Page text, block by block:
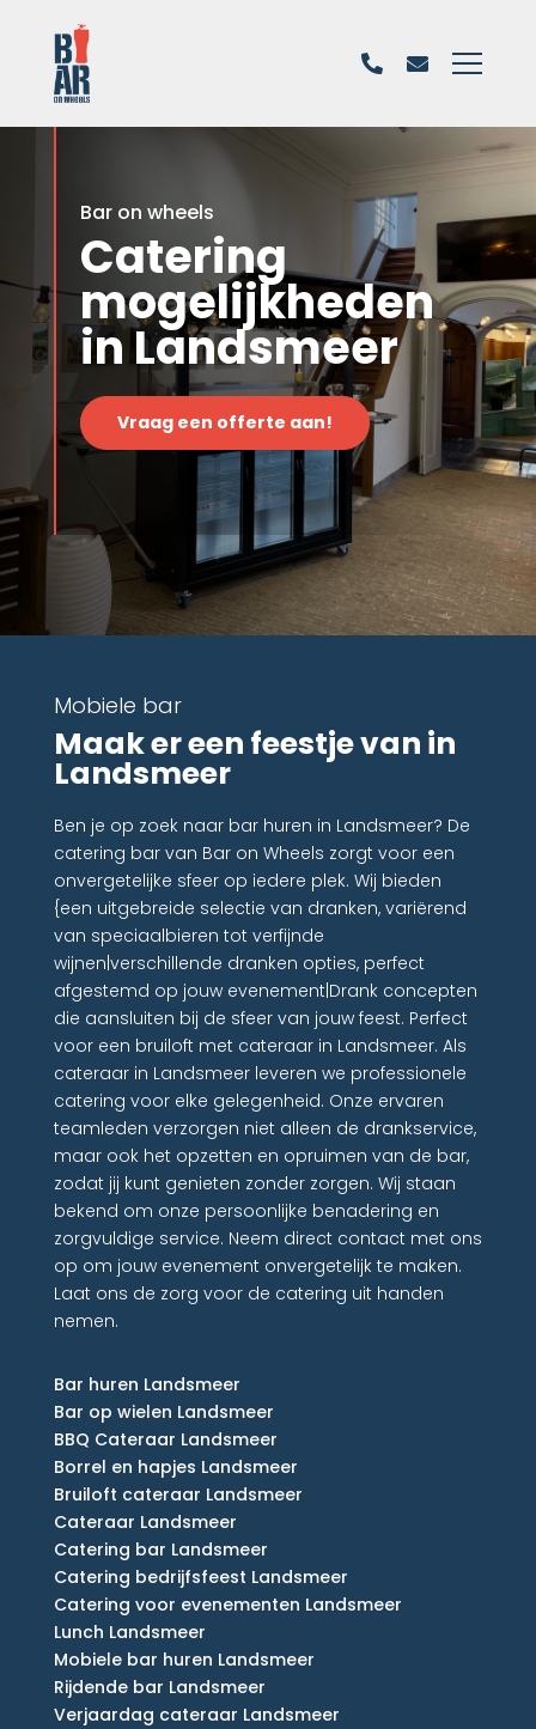
Bar on wheels
Catering
mogelijkheden
in Landsmeer
Vraag een offerte aan!
Mobiele bar
Maak er een feestje van in
Landsmeer
Ben je op zoek naar bar huren in Landsmeer? De
catering bar van Bar on Wheels zorgt voor een
onvergetelijke sfeer op iedere plek. Wij bieden
{een uitgebreide selectie van dranken, variërend
van speciaalbieren tot verfijnde
wijnen|verschillende dranken opties, perfect
afgestemd op jouw evenement|Drank concepten
die aansluiten bij de sfeer van jouw feest. Perfect
voor een bruiloft met cateraar in Landsmeer. Als
cateraar in Landsmeer leveren we professionele
catering voor elke gelegenheid. Onze ervaren
teamleden verzorgen niet alleen de drankservice,
maar ook het opzetten en opruimen van de bar,
zodat jij kunt genieten zonder zorgen. Wij staan
bekend om onze persoonlijke benadering en
zorgvuldige service. Neem direct contact met ons
op om jouw evenement onvergetelijk te maken.
Laat ons de zorg voor de catering uit handen
nemen.
Bar huren Landsmeer
Bar op wielen Landsmeer
BBQ Cateraar Landsmeer
Borrel en hapjes Landsmeer
Bruiloft cateraar Landsmeer
Cateraar Landsmeer
Catering bar Landsmeer
Catering bedrijfsfeest Landsmeer
Catering voor evenementen Landsmeer
Lunch Landsmeer
Mobiele bar huren Landsmeer
Rijdende bar Landsmeer
Verjaardag cateraar Landsmeer